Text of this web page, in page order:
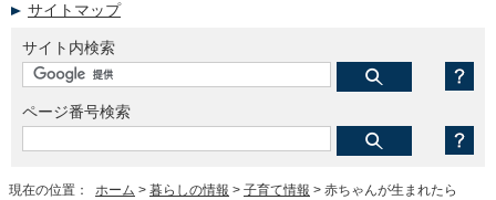
サイトマップ
サイト内検索
ページ番号検索
現在の位置： ホーム > 暮らしの情報 > 子育て情報 > 赤ちゃんが生まれたら